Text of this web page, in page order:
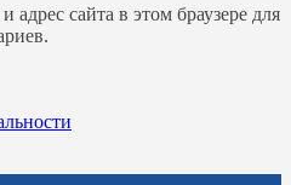
адрес сайта в этом браузере для